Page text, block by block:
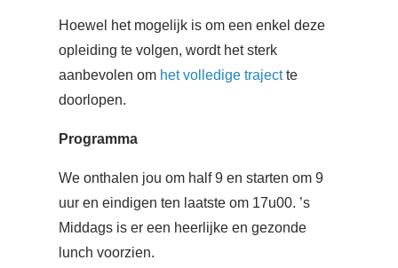
Hoewel het mogelijk is om een enkel deze
opleiding te volgen, wordt het sterk
aanbevolen om het volledige trajectte
doorlopen.
Programma
We onthalen jou om half 9 en starten om 9
uur en eindigen ten laatste om 17u00. ’s
Middags is er een heerlijke en gezonde
lunch voorzien.